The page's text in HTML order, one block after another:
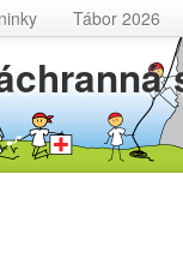
Tábor 2026